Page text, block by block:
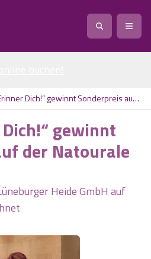
Service
/ Orte
Karte
Natur
Natur
Heide
Erlebnis
Park Resort
Egestorf
Vital
Wellness
Stadt
Stadt Einstell­ungen
Abreise
Kinder
Suchen
Film „Erinner Dich!“ gewinnt Sonderpreis auf der Natourale 2024
gewinnt
der Natourale
Heide GmbH auf